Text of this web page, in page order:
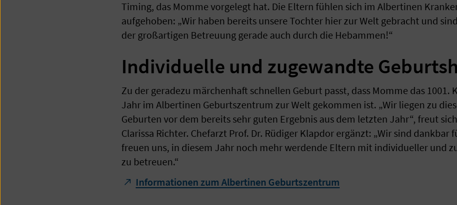
Timing, das Momme vorgelegt hat. Die Eltern fühlen sich im Albertinen
aufgehoben: „Wir haben bereits unsere Tochter hier zur Welt gebracht und
der großartigen Betreuung gerade auch durch die Hebammen!“
Individuelle und zugewandte
Zu der geradezu märchenhaft schnellen Geburt passt, dass Momme das 1001.
Jahr im Albertinen Geburtszentrum zur Welt gekommen ist. „Wir liegen zu
Geburten vor dem bereits sehr guten Ergebnis aus dem letzten Jahr“, freut
Clarissa Richter. Chefarzt Prof. Dr. Rüdiger Klapdor ergänzt: „Wir sind dankbar
freuen uns, in diesem Jahr noch mehr werdende Eltern mit individueller und
zu betreuen.“
Informationen zum Albertinen Geburtszentrum